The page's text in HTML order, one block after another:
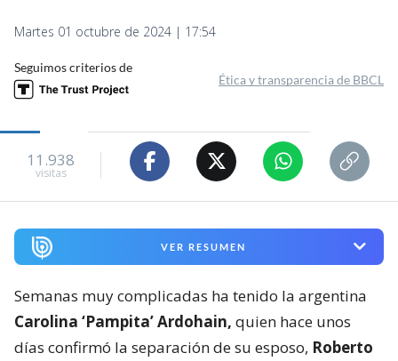
Martes 01 octubre de 2024 | 17:54
Seguimos criterios de
Ética y transparencia de BBCL
11.938
visitas
VER RESUMEN
Semanas muy complicadas ha tenido la argentina
Carolina ‘Pampita’ Ardohain, quien hace unos
días confirmó la separación de su esposo, Roberto